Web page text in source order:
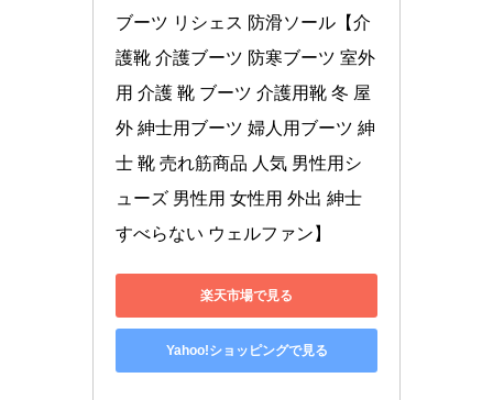
ブーツ リシェス 防滑ソール【介
護靴 介護ブーツ 防寒ブーツ 室外
用 介護 靴 ブーツ 介護用靴 冬 屋
外 紳士用ブーツ 婦人用ブーツ 紳
士 靴 売れ筋商品 人気 男性用シ
ューズ 男性用 女性用 外出 紳士
すべらない ウェルファン】
楽天市場で見る
Yahoo!ショッピングで見る